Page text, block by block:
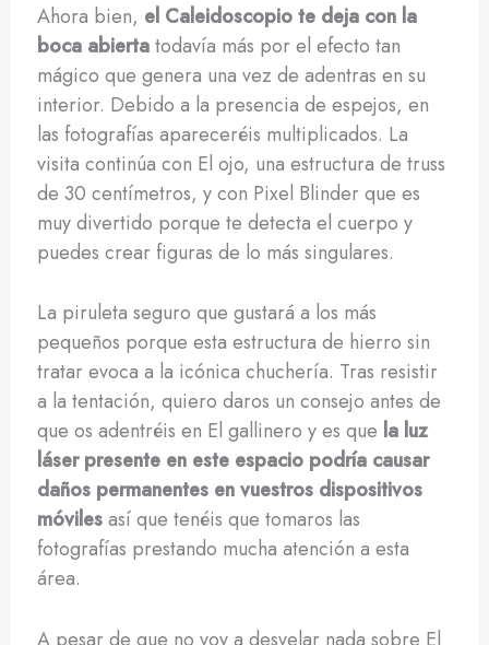
Ahora bien, el Caleidoscopio te deja con la
boca abiertatodavía más por el efecto tan
mágico que genera una vez de adentras en su
interior. Debido a la presencia de espejos, en
las fotografías apareceréis multiplicados. La
visita continúa con El ojo, una estructura de truss
de 30 centímetros, y con Pixel Blinder que es
muy divertido porque te detecta el cuerpo y
puedes crear figuras de lo más singulares.
La piruleta seguro que gustará a los más
pequeños porque esta estructura de hierro sin
tratar evoca a la icónica chuchería. Tras resistir
a la tentación, quiero daros un consejo antes de
que os adentréis en El gallinero y es que la luz
láser presente en este espacio podría causar
daños permanentes en vuestros dispositivos
móvilesasí que tenéis que tomaros las
fotografías prestando mucha atención a esta
área.